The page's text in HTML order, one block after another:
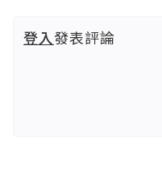
登入發表評論